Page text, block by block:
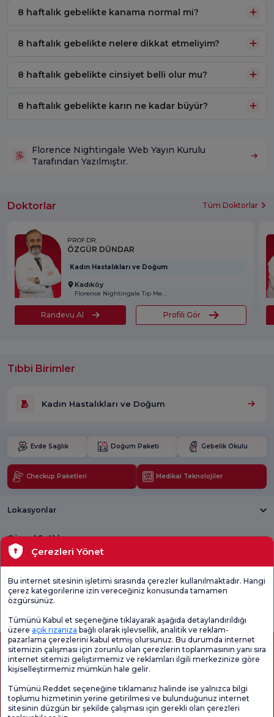
8 haftalık gebelikte kanama normal mi?
8 haftalık gebelikte nelere dikkat etmeliyim?
8 haftalık gebelikte cinsiyet belli olur mu?
8 haftalık gebelikte karın ne kadar büyür?
Florence Nightingale Web Yayın Kurulu
Tarafından Yazılmıştır.
Doktorlar Tüm Doktorlar
PROF.DR.
ÖZGÜR DÜNDAR
Kadın Hastalıkları ve Doğum
Kadıköy
Florence Nightingale Tıp Merkezi
Randevu Al Profili Gör
Tıbbi Birimler
Kadın Hastalıkları ve Doğum
Evde Sağlık Doğum Paketi Gebelik Okulu
Checkup Paketleri Medikal Teknolojiler
Lokasyonlar
Güncel Sağlık
Tıbbi Birimler
Genel
Memnuniyet
Çerezleri Yönet
Bu internet sitesinin işletimi sırasında çerezler kullanılmaktadır. Hangi
çerez kategorilerine izin vereceğiniz konusunda tamamen
özgürsünüz.
Tümünü Kabul et seçeneğine tıklayarak aşağıda detaylandırıldığı
üzere açık rızanıza bağlı olarak işlevsellik, analitik ve reklam-
pazarlama çerezlerini kabul etmiş olursunuz. Bu durumda internet
sitemizin çalışması için zorunlu olan çerezlerin toplanmasının yanı sıra
internet sitemizi geliştirmemiz ve reklamları ilgili merkezinize göre
kişiselleştirmemiz mümkün hale gelir.
Tümünü Reddet seçeneğine tıklamanız halinde ise yalnızca bilgi
toplumu hizmetinin yerine getirilmesi ve bulunduğunuz internet
sitesinin düzgün bir şekilde çalışması için gerekli olan çerezleri